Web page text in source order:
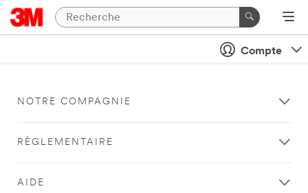
Compte
NOTRE COMPAGNIE
RÈGLEMENTAIRE
AIDE